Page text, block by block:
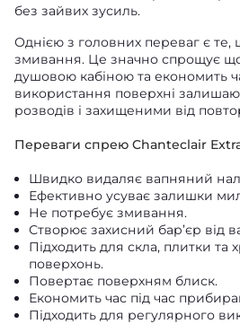
без зайвих зусиль.
Однією з головних переваг є
змивання. Це значно спрощує
душовою кабіною та економить
використання поверхні
розводів і захищеними від
Переваги спрею Chanteclair
Швидко видаляє вапняний
Ефективно усуває залишки
Не потребує змивання.
Створює захисний бар’єр від
Підходить для скла, плитки та
поверхонь.
Повертає поверхням блиск.
Економить час під час
Підходить для регулярного